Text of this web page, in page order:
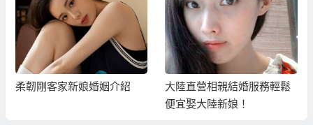
柔韌剛客家新娘婚姻介紹
大陸直營相親結婚服務輕鬆
便宜娶大陸新娘！